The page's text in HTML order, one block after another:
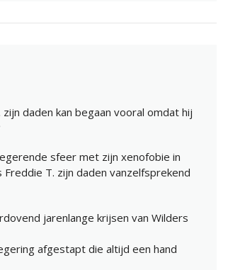
daden kan begaan vooral omdat hij
sfeer met zijn xenofobie in
T. zijn daden vanzelfsprekend
jarenlange krijsen van Wilders
afgestapt die altijd een hand